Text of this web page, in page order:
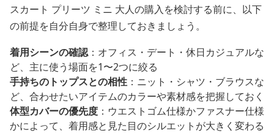
スカート プリーツ ミニ 大人の購入を検討する前に、以下
の前提を自分自身で整理しておきましょう。
着用シーンの確認：オフィス・デート・休日カジュアルな
ど、主に使う場面を1〜2つに絞る
手持ちのトップスとの相性 ：ニット・シャツ・ブラウスな
ど、合わせたいアイテムのカラーや素材感を把握しておく
体型カバーの優先度 ：ウエストゴム仕様かファスナー仕様
かによって、着用感と見た目のシルエットが大きく変わる